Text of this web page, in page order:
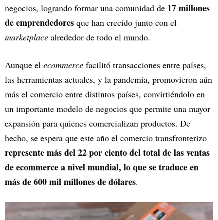
negocios, logrando formar una comunidad de 17 millones
de emprendedores que han crecido junto con el
marketplace alrededor de todo el mundo.
Aunque el ecommerce facilitó transacciones entre países,
las herramientas actuales, y la pandemia, promovieron aún
más el comercio entre distintos países, convirtiéndolo en
un importante modelo de negocios que permite una mayor
expansión para quienes comercializan productos. De
hecho, se espera que este año el comercio transfronterizo
represente más del 22 por ciento del total de las ventas
de ecommerce a nivel mundial, lo que se traduce en
más de 600 mil millones de dólares.